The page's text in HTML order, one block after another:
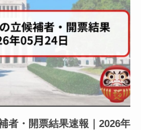
者・開票結果速報｜2026年